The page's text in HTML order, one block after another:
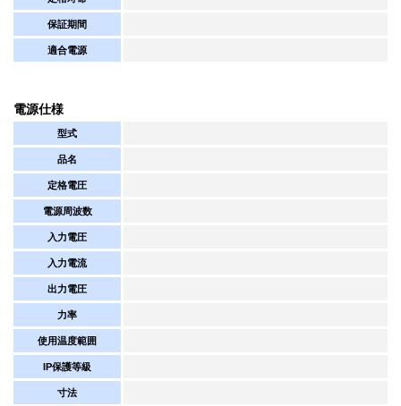
保証期間
適合電源
電源仕様
型式
品名
定格電圧
電源周波数
入力電圧
入力電流
出力電圧
力率
使用温度範囲
IP保護等級
寸法